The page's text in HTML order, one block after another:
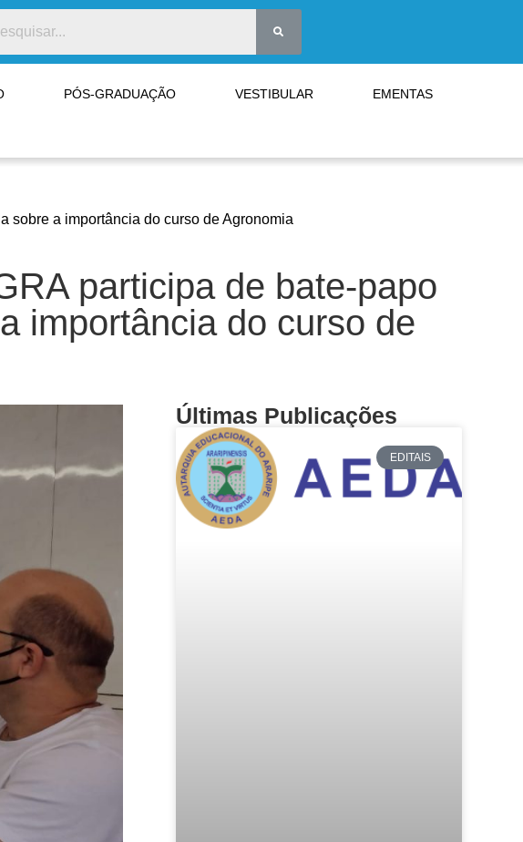
PÓS-GRADUAÇÃO VESTIBULAR EMENTAS
sobre a importância do curso de Agronomia
participa de bate-papo
importância do curso de
Últimas Publicações
EDITAIS